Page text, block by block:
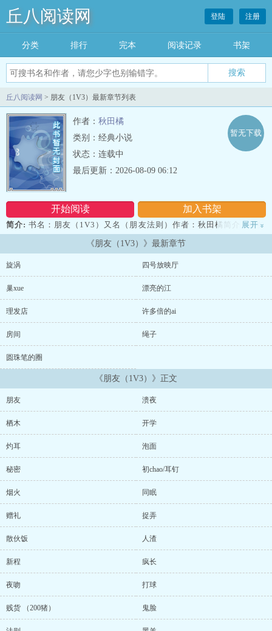
丘八阅读网 登陆 注册
分类 排行 完本 阅读记录 书架
丘八阅读网 > 朋友（1V3）最新章节列表
作者： 秋田橘
类别：经典小说
状态：连载中
开始阅读 加入书架
暂无下载
最后更新：2026-08-09 06:12
简介: 书名：朋友（1V3）又名（朋友法则）作者：秋田橘简介：手拉
手，是朋友朋友的朋友分新旧朋友的秘密别深究朋友的陷阱藏身后别
过头，皱眉头好朋友变坏朋友装作只有一只手只拉最坏的朋友句话简
介：打着朋友的名义狠狠法的故事。4C，结局开放雷区：请排雷读者
导的读者。...
展开 »
《朋友（1V3）》最新章节
旋涡 四号放映厅
巢xue 漂亮的江
理发店 许多倍的ai
房间 绳子
圆珠笔的圈
《朋友（1V3）》正文
朋友 溃夜
栖木 开学
灼耳 泡面
秘密 初chao/耳钉
烟火 同眠
赠礼 捉弄
散伙饭 人渣
新程 疯长
夜吻 打球
贱货 （200猪） 鬼脸